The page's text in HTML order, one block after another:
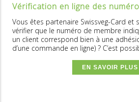
Vérification en ligne des
Vous êtes partenaire Swissveg-Card et
vérifier que le numéro de membre
un client correspond bien à une
d’une commande en ligne) ? C’est
EN SAVOIR PLUS